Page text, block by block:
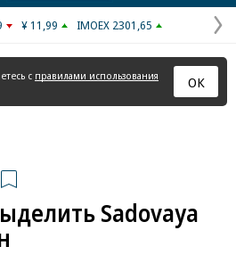
¥ 11,99 IMOEX 2301,65
с правилами использования
ОК
Sadovaya